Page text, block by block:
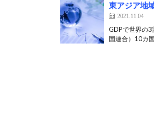
東アジア地
2021.11.04
GDPで世界の3
国連合）10カ